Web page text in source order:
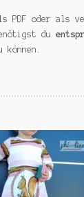
PDF oder als
du
können.